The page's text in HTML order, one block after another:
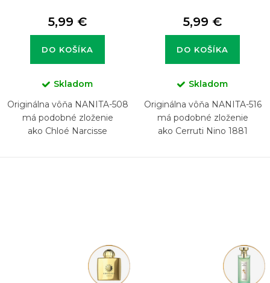
5,99 €
DO KOŠÍKA
Skladom
Originálna vôňa NANITA-508
má podobné zloženie
ako Chloé Narcisse
5,99 €
DO KOŠÍKA
Skladom
Originálna vôňa NANITA-516
má podobné zloženie
ako Cerruti Nino 1881